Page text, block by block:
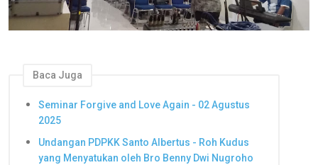
Baca Juga
Seminar Forgive and Love Again - 02 Agustus
2025
Undangan PDPKK Santo Albertus - Roh Kudus
yang Menyatukan oleh Bro Benny Dwi Nugroho